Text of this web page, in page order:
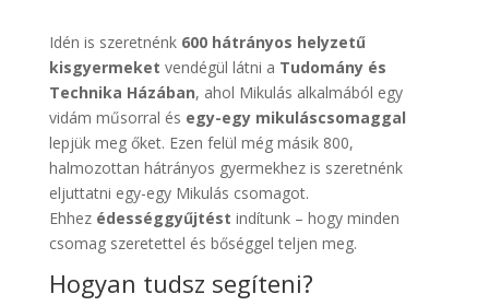
Idén is szeretnénk 600 hátrányos helyzetű
kisgyermeket vendégül látni a Tudomány és
Technika Házában, ahol Mikulás alkalmából egy
vidám műsorral és egy-egy mikuláscsomaggal
lepjük meg őket. Ezen felül még másik 800,
halmozottan hátrányos gyermekhez is szeretnénk
eljuttatni egy-egy Mikulás csomagot.
Ehhez édességgyűjtést indítunk – hogy minden
csomag szeretettel és bőséggel teljen meg.
Hogyan tudsz segíteni?